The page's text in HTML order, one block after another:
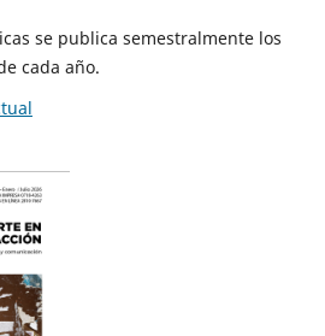
se publica semestralmente los
cada año.